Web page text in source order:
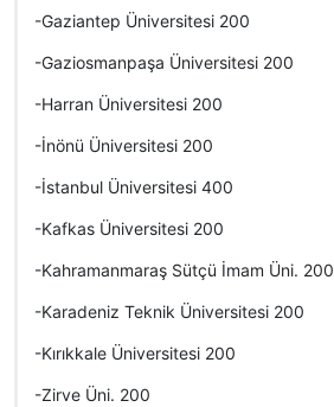
-Gaziantep Üniversitesi 200
-Gaziosmanpaşa Üniversitesi 200
-Harran Üniversitesi 200
-İnönü Üniversitesi 200
-İstanbul Üniversitesi 400
-Kafkas Üniversitesi 200
-Kahramanmaraş Sütçü İmam Üni. 200
-Karadeniz Teknik Üniversitesi 200
-Kırıkkale Üniversitesi 200
-Zirve Üni. 200